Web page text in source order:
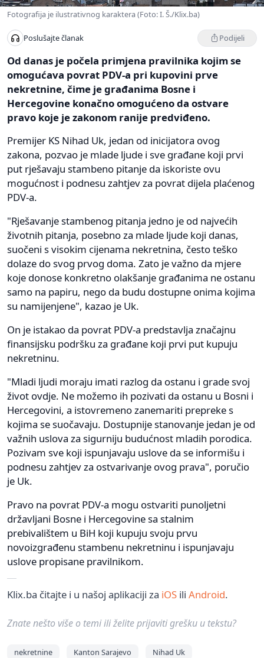
Fotografija je ilustrativnog karaktera (Foto: I. Š./Klix.ba)
Poslušajte članak Podijeli
Od danas je počela primjena pravilnika kojim se
omogućava povrat PDV-a pri kupovini prve
nekretnine, čime je građanima Bosne i
Hercegovine konačno omogućeno da ostvare
pravo koje je zakonom ranije predviđeno.
Premijer KS Nihad Uk, jedan od inicijatora ovog
zakona, pozvao je mlade ljude i sve građane koji prvi
put rješavaju stambeno pitanje da iskoriste ovu
mogućnost i podnesu zahtjev za povrat dijela plaćenog
PDV-a.
"Rješavanje stambenog pitanja jedno je od najvećih
životnih pitanja, posebno za mlade ljude koji danas,
suočeni s visokim cijenama nekretnina, često teško
dolaze do svog prvog doma. Zato je važno da mjere
koje donose konkretno olakšanje građanima ne ostanu
samo na papiru, nego da budu dostupne onima kojima
su namijenjene", kazao je Uk.
On je istakao da povrat PDV-a predstavlja značajnu
finansijsku podršku za građane koji prvi put kupuju
nekretninu.
"Mladi ljudi moraju imati razlog da ostanu i grade svoj
život ovdje. Ne možemo ih pozivati da ostanu u Bosni i
Hercegovini, a istovremeno zanemariti prepreke s
kojima se suočavaju. Dostupnije stanovanje jedan je od
važnih uslova za sigurniju budućnost mladih porodica.
Pozivam sve koji ispunjavaju uslove da se informišu i
podnesu zahtjev za ostvarivanje ovog prava", poručio
je Uk.
Pravo na povrat PDV-a mogu ostvariti punoljetni
državljani Bosne i Hercegovine sa stalnim
prebivalištem u BiH koji kupuju svoju prvu
novoizgrađenu stambenu nekretninu i ispunjavaju
uslove propisane pravilnikom.
Klix.ba čitajte i u našoj aplikaciji za iOS ili Android.
Znate nešto više o temi ili želite prijaviti grešku u tekstu?
nekretnine Kanton Sarajevo
Nihad Uk